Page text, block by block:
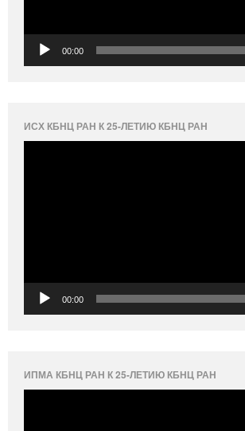
00:00
ИСХ КБНЦ РАН К 25-ЛЕТИЮ КБНЦ РАН
00:00
ИПМА КБНЦ РАН К 25-ЛЕТИЮ КБНЦ РАН